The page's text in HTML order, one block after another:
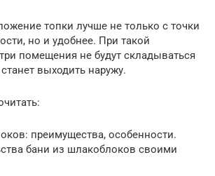
топки лучше не только с точки
но и удобнее. При такой
помещения не будут складываться
выходить наружу.
преимущества, особенности.
бани из шлакоблоков своими